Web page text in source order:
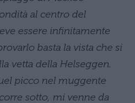
al centro del
essere infinitamente
basta la vista che si
vetta della Helseggen.
picco nel muggente
sotto, mi venne da